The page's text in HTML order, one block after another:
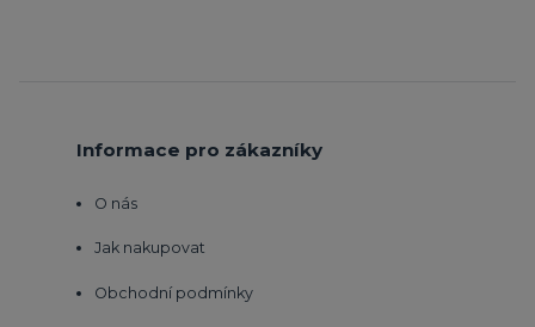
Informace pro zákazníky
O nás
Jak nakupovat
Obchodní podmínky